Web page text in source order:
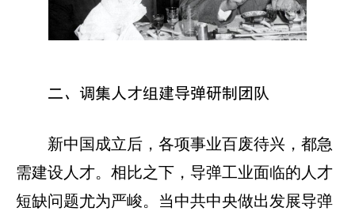
二、调集人才组建导弹研制团队
新中国成立后，各项事业百废待兴，都急
需建设人才。相比之下，导弹工业面临的人才
短缺问题尤为严峻。当中共中央做出发展导弹